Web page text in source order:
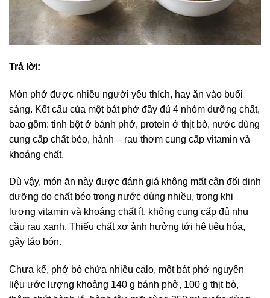
Trả lời:
Món phở được nhiều người yêu thích, hay ăn vào buổi
sáng. Kết cấu của một bát phở đầy đủ 4 nhóm dưỡng chất,
bao gồm: tinh bột ở bánh phở, protein ở thịt bò, nước dùng
cung cấp chất béo, hành – rau thơm cung cấp vitamin và
khoáng chất.
Dù vậy, món ăn này được đánh giá không mất cân đối dinh
dưỡng do chất béo trong nước dùng nhiều, trong khi
lượng vitamin và khoáng chất ít, không cung cấp đủ nhu
cầu rau xanh. Thiếu chất xơ ảnh hưởng tới hệ tiêu hóa,
gây táo bón.
Chưa kể, phở bò chứa nhiều calo, một bát phở nguyên
liệu ước lượng khoảng 140 g bánh phở, 100 g thịt bò,